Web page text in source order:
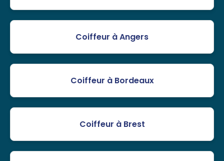
Coiffeur à Angers
Coiffeur à Bordeaux
Coiffeur à Brest